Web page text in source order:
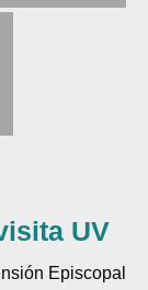
UV
Episcopal